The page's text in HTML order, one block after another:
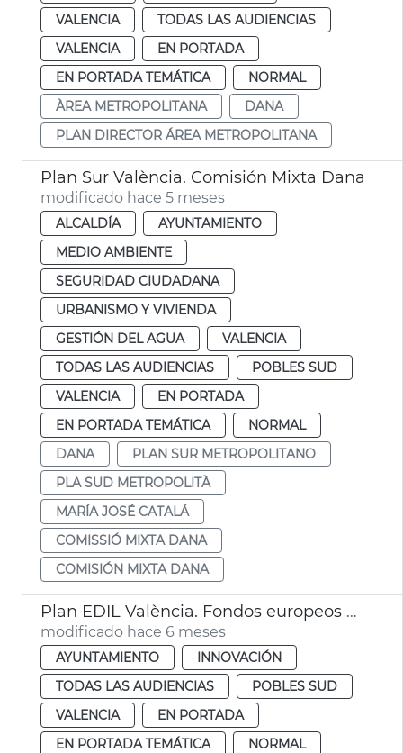
VALENCIA
TODAS LAS AUDIENCIAS
VALENCIA
EN PORTADA
EN PORTADA TEMÁTICA
NORMAL
ÀREA METROPOLITANA
DANA
PLAN DIRECTOR ÁREA METROPOLITANA
Plan Sur València. Comisión Mixta Dana
modificado hace 5 meses
ALCALDÍA
AYUNTAMIENTO
MEDIO AMBIENTE
SEGURIDAD CIUDADANA
URBANISMO Y VIVIENDA
GESTIÓN DEL AGUA
VALENCIA
TODAS LAS AUDIENCIAS
POBLES SUD
VALENCIA
EN PORTADA
EN PORTADA TEMÁTICA
NORMAL
DANA
PLAN SUR METROPOLITANO
PLA SUD METROPOLITÀ
MARÍA JOSÉ CATALÁ
COMISSIÓ MIXTA DANA
COMISIÓN MIXTA DANA
Plan EDIL València. Fondos europeos dana Pobles del Sud
modificado hace 6 meses
AYUNTAMIENTO
INNOVACIÓN
TODAS LAS AUDIENCIAS
POBLES SUD
VALENCIA
EN PORTADA
EN PORTADA TEMÁTICA
NORMAL